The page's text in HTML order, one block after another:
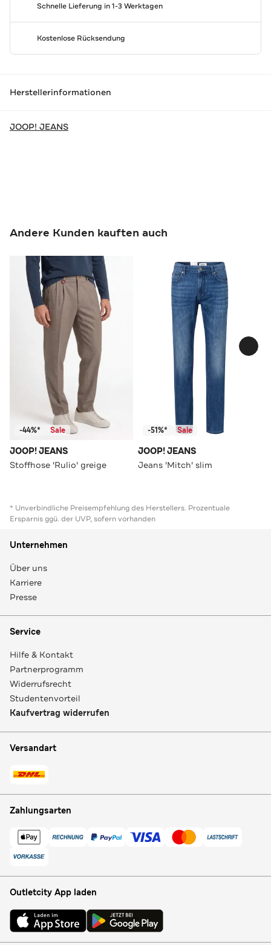
Schnelle Lieferung in 1-3 Werktagen
Kostenlose Rücksendung
Herstellerinformationen
JOOP! JEANS
Andere Kunden kauften auch
-44%* Sale
JOOP! JEANS
Stoffhose 'Rulio' greige
-51%* Sale
JOOP! JEANS
Jeans 'Mitch' slim
* Unverbindliche Preisempfehlung des Herstellers. Prozentuale
Ersparnis ggü. der UVP, sofern vorhanden
Unternehmen
Über uns
Karriere
Presse
Service
Hilfe & Kontakt
Partnerprogramm
Widerrufsrecht
Studentenvorteil
Kaufvertrag widerrufen
Versandart
Zahlungsarten
Outletcity App laden